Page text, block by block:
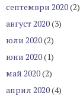
септември 2020(2)
август 2020(3)
юли 2020(2)
юни 2020(1)
май 2020(2)
април 2020(4)